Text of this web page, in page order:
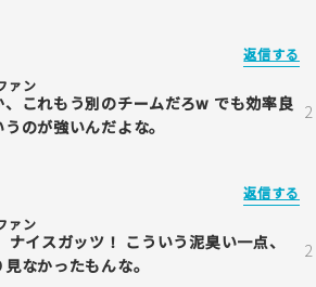
返信する
ァン
これもう別のチームだろw でも効率良
のが強いんだよな。
返信する
ァン
イスガッツ！ こういう泥臭い一点、
なかったもんな。